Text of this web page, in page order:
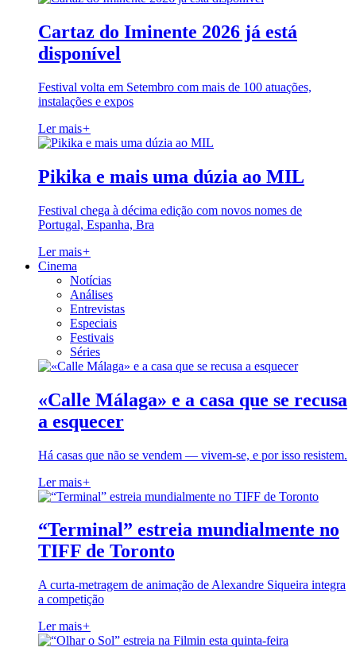
Cartaz do Iminente 2026 já está
disponível
Festival volta em Setembro com mais de 100 atuações,
instalações e expos
Ler mais+
Pikika e mais uma dúzia ao MIL
Festival chega à décima edição com novos nomes de
Portugal, Espanha, Bra
Ler mais+
Cinema
Notícias
Análises
Entrevistas
Especiais
Festivais
Séries
«Calle Málaga» e a casa que se recusa
a esquecer
Há casas que não se vendem — vivem-se, e por isso resistem.
Ler mais+
“Terminal” estreia mundialmente no
TIFF de Toronto
A curta-metragem de animação de Alexandre Siqueira integra
a competição
Ler mais+